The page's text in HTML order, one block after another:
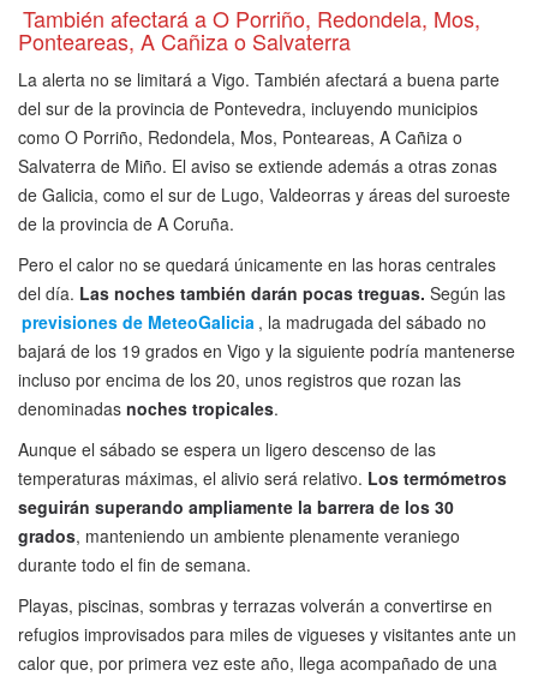
También afectará a O Porriño, Redondela, Mos,
Ponteareas, A Cañiza o Salvaterra
La alerta no se limitará a Vigo. También afectará a buena parte
del sur de la provincia de Pontevedra, incluyendo municipios
como O Porriño, Redondela, Mos, Ponteareas, A Cañiza o
Salvaterra de Miño. El aviso se extiende además a otras zonas
de Galicia, como el sur de Lugo, Valdeorras y áreas del suroeste
de la provincia de A Coruña.
Pero el calor no se quedará únicamente en las horas centrales
del día. Las noches también darán pocas treguas. Según las
previsiones de MeteoGalicia , la madrugada del sábado no
bajará de los 19 grados en Vigo y la siguiente podría mantenerse
incluso por encima de los 20, unos registros que rozan las
denominadas noches tropicales.
Aunque el sábado se espera un ligero descenso de las
temperaturas máximas, el alivio será relativo. Los termómetros
seguirán superando ampliamente la barrera de los 30
grados, manteniendo un ambiente plenamente veraniego
durante todo el fin de semana.
Playas, piscinas, sombras y terrazas volverán a convertirse en
refugios improvisados para miles de vigueses y visitantes ante un
calor que, por primera vez este año, llega acompañado de una